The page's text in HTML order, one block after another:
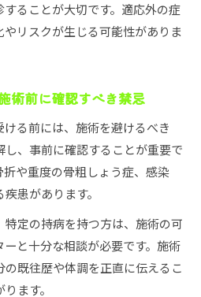
ることが大切です。適応外の症
リスクが生じる可能性がありま
術前に確認すべき禁忌
る前には、施術を避けるべき
し、事前に確認することが重要で
や重度の骨粗しょう症、感染
患があります。
特定の持病を持つ方は、施術の可
と十分な相談が必要です。施術
既往歴や体調を正直に伝えるこ
ます。